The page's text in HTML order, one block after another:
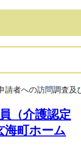
（介護認定
海町ホーム